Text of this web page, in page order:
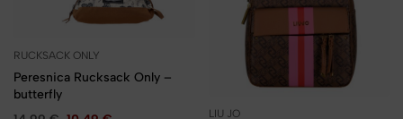
RUCKSACK ONLY
Peresnica Rucksack Only –
butterfly
LIU JO